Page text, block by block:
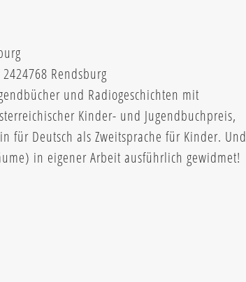
Rendsburg
und Radiogeschichten mit
Kinder- und Jugendbuchpreis,
für Deutsch als Zweitsprache für Kinder. Und
in eigener Arbeit ausführlich gewidmet!